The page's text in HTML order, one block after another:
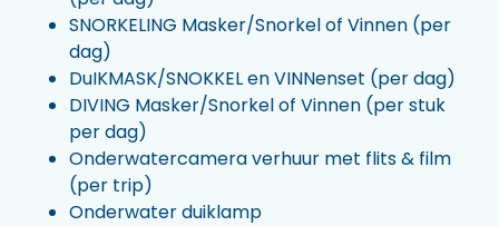
SNORKELING Masker/Snorkel of Vinnen (per
dag)
DuIKMASK/SNOKKEL en VINNenset (per dag)
DIVING Masker/Snorkel of Vinnen (per stuk
per dag)
Onderwatercamera verhuur met flits & film
(per trip)
Onderwater duiklamp